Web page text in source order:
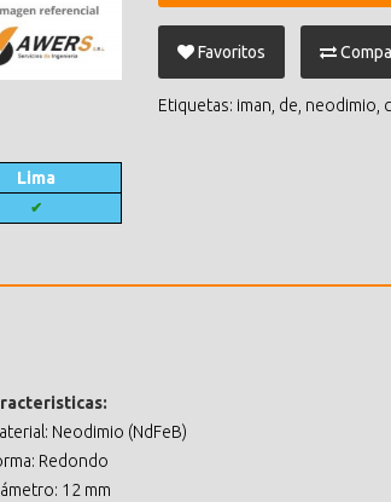
Lima
✔
Favoritos
Etiquetas: iman de neodimio
Neodimio (NdFeB)
Redondo
12 mm